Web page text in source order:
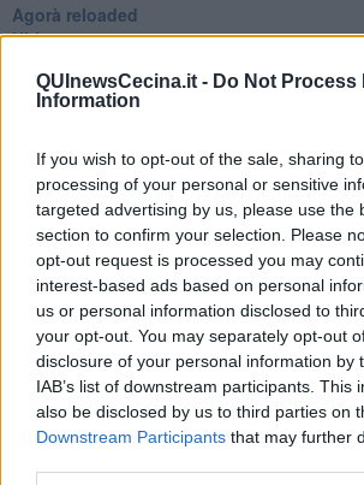
QUInewsCecina.it - Do Not Process
Information
If you wish to opt-out of the sale, sharing
processing of your personal or sensitive
targeted advertising by us, please use the
section to confirm your selection. Please
opt-out request is processed you may
interest-based ads based on personal
us or personal information disclosed to
your opt-out. You may separately opt-out
disclosure of your personal information by
IAB’s list of downstream participants. This
also be disclosed by us to third parties on
Downstream Participants that may further
​Agorà reloaded
Ultimo
Carrà
Può darsi
Acciaio
Il Presidente
​Il Giro
Insopportabile
​Mentre
Luana
​Ci vuole Fedez
​Cronaca di un vaccino annunciato
​Liberazione
Esternazioni
Vaxzevria
Nazionali
​Ricorrenze e celebrazioni
Marte